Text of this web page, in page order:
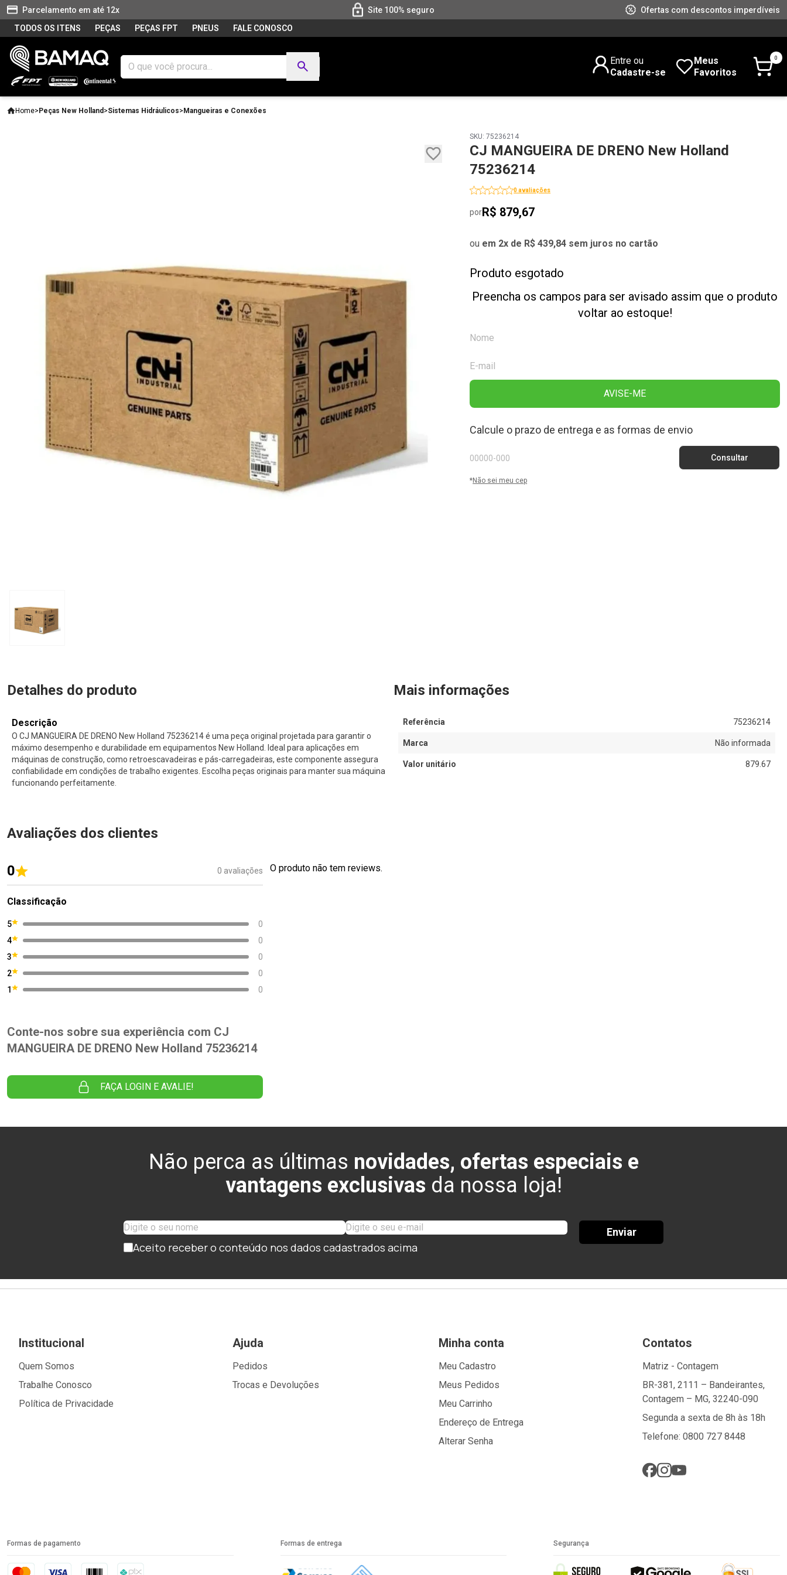
Parcelamento em até 12x Site 100% seguro
Ofertas com descontos imperdíveis
TODOS OS ITENS
PEÇAS PEÇAS FPT PNEUS FALE CONOSCO
Entre ou
Cadastre-se
Meus
Favoritos
0
Home> Peças New Holland >Sistemas Hidráulicos> Mangueiras e Conexões
SKU: 75236214
CJ MANGUEIRA DE DRENO New Holland
75236214
0 avaliações
porR$ 879,67
ou em 2x de R$ 439,84 sem juros no cartão
Produto esgotado
Preencha os campos para ser avisado assim que o produto
voltar ao estoque!
AVISE-ME
Calcule o prazo de entrega e as formas de envio
*Não sei meu cep
Detalhes do produto
Descrição
O CJ MANGUEIRA DE DRENO New Holland 75236214 é uma peça original projetada para garantir o
máximo desempenho e durabilidade em equipamentos New Holland. Ideal para aplicações em
máquinas de construção, como retroescavadeiras e pás-carregadeiras, este componente assegura
confiabilidade em condições de trabalho exigentes. Escolha peças originais para manter sua máquina
funcionando perfeitamente.
Mais informações
Referência 75236214
Marca Não informada
Valor unitário 879.67
Avaliações dos clientes
0 0 avaliações
Classificação
5
0
4
0
3
0
2
0
1
0
Conte-nos sobre sua experiência com CJ
MANGUEIRA DE DRENO New Holland 75236214
FAÇA LOGIN E AVALIE!
O produto não tem reviews.
Não perca as últimas novidades, ofertas especiais e
vantagens exclusivas da nossa loja!
Aceito receber o conteúdo nos dados cadastrados acima
Enviar
Institucional
Quem Somos
Trabalhe Conosco
Política de Privacidade
Ajuda
Pedidos
Trocas e Devoluções
Minha conta
Meu Cadastro
Meus Pedidos
Meu Carrinho
Endereço de Entrega
Alterar Senha
Contatos
Matriz - Contagem
BR-381, 2111 – Bandeirantes,
Contagem – MG, 32240-090
Segunda a sexta de 8h às 18h
Telefone: 0800 727 8448
Formas de pagamento Formas de entrega Segurança